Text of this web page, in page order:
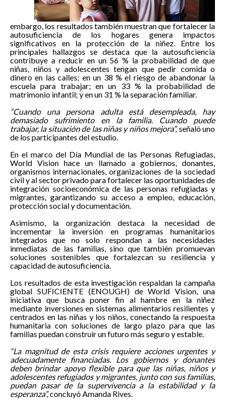
embargo, los resultados también muestran que fortalecer la
autosuficiencia de los hogares genera impactos
significativos en la protección de la niñez. Entre los
principales hallazgos se destaca que la autosuficiencia
contribuye a reducir en un 56 % la probabilidad de que
niñas, niños y adolescentes tengan que pedir comida o
dinero en las calles; en un 38 % el riesgo de abandonar la
escuela para trabajar; en un 33 % la probabilidad de
matrimonio infantil; y en un 31 % la separación familiar.
“Cuando una persona adulta está desempleada, hay
demasiado sufrimiento en la familia. Cuando puede
trabajar, la situación de las niñas y niños mejora”,señaló uno
de los participantes del estudio.
En el marco del Día Mundial de las Personas Refugiadas,
World Vision hace un llamado a gobiernos, donantes,
organismos internacionales, organizaciones de la sociedad
civil y al sector privado para fortalecer las oportunidades de
integración socioeconómica de las personas refugiadas y
migrantes, garantizando su acceso a empleo, educación,
protección social y documentación.
Asimismo, la organización destaca la necesidad de
incrementar la inversión en programas humanitarios
integrados que no solo respondan a las necesidades
inmediatas de las familias, sino que también promuevan
soluciones sostenibles que fortalezcan su resiliencia y
capacidad de autosuficiencia.
Los resultados de esta investigación respaldan la campaña
global SUFICIENTE (ENOUGH) de World Vision, una
iniciativa que busca poner fin al hambre en la niñez
mediante inversiones en sistemas alimentarios resilientes y
centrados en las niñas y los niños, conectando la respuesta
humanitaria con soluciones de largo plazo para que las
familias puedan construir un futuro más seguro y estable.
“La magnitud de esta crisis requiere acciones urgentes y
adecuadamente financiadas. Los gobiernos y donantes
deben brindar apoyo flexible para que las niñas, niños y
adolescentes refugiados y migrantes, junto con sus familias,
puedan pasar de la supervivencia a la estabilidad y la
esperanza”,concluyó Amanda Rives.